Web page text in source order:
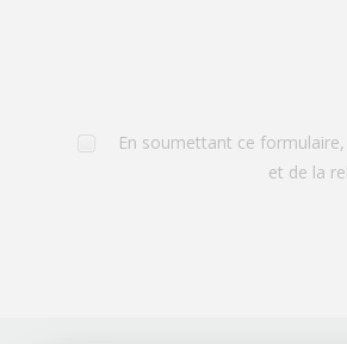
En soumettant ce
et de la